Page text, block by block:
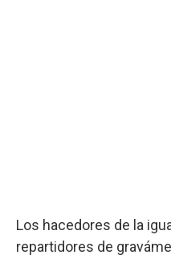
Los hacedores de la
repartidores de